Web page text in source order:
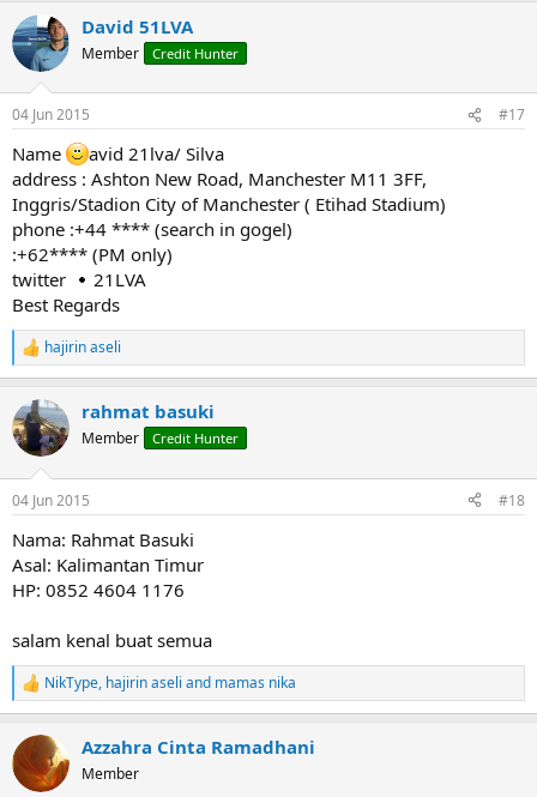
c
t
i
s
David 51LVA
Member Credit Hunter
04 Jun 2015 #17
Name
avid 21lva/ Silva
address : Ashton New Road, Manchester M11 3FF,
Inggris/Stadion City of Manchester ( Etihad Stadium)
phone :+44 **** (search in gogel)
:+62**** (PM only)
twitter
21LVA
Best Regards
R
e
c
t
i
s
hajirin aseli
rahmat basuki
Member Credit Hunter
04 Jun 2015 #18
Nama: Rahmat Basuki
Asal: Kalimantan Timur
HP: 0852 4604 1176
salam kenal buat semua
R
e
c
t
i
NikType, hajirin aseli and mamas nika
Azzahra Cinta Ramadhani
Member